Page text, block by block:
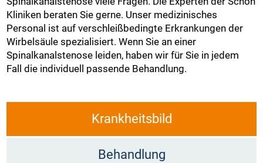
Kliniken beraten Sie gerne. Unser medizinisches
Personal ist auf verschleißbedingte Erkrankungen der
Wirbelsäule spezialisiert. Wenn Sie an einer
Spinalkanalstenose leiden, haben wir für Sie in jedem
Fall die individuell passende Behandlung.
Krankheitsbild
Behandlung